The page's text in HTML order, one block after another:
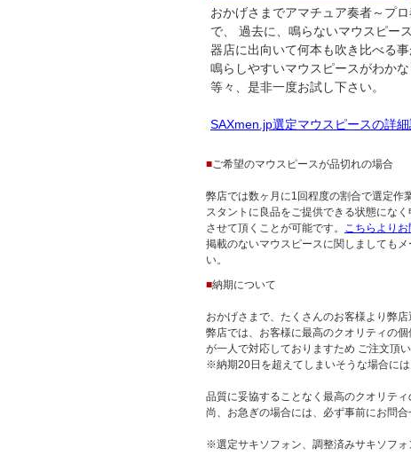
おかげさまでアマチュア奏者～プ
で、 過去に、鳴らないマウスピー
器店に出向いて何本も吹き比べる事
鳴らしやすいマウスピースがわかな
等々、是非一度お試し下さい。
SAXmen.jp選定マウスピースの詳細
■ご希望のマウスピースが品切れの場合
弊店では数ヶ月に1回程度の割合で選定作
スタントに良品をご提供できる状態にな
させて頂くことが可能です。 こちらよりお
掲載のないマウスピースに関しましても
い。
■納期について
おかげさまで、たくさんのお客様より弊
弊店では、お客様に最高のクオリティの
が一人で対応しておりますため ご注文頂
※納期20日を超えてしまいそうな場合には
品質に妥協することなく最高のクオリテ
尚、お急ぎの場合には、必ず事前にお問合
※選定サキソフォン、調整済みサキソフォ